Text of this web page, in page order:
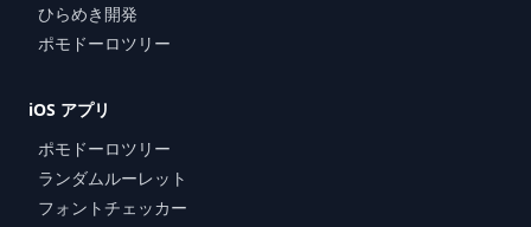
ひらめき開発
ポモドーロツリー
iOS アプリ
ポモドーロツリー
ランダムルーレット
フォントチェッカー